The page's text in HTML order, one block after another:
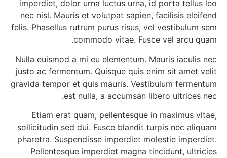
imperdiet, dolor urna luctus urna, id porta tellus leo
nec nisl. Mauris et volutpat sapien, facilisis eleifend
felis. Phasellus rutrum purus risus, vel vestibulum sem
commodo vitae. Fusce vel arcu quam.
Nulla euismod a mi eu elementum. Mauris iaculis nec
justo ac fermentum. Quisque quis enim sit amet velit
gravida tempor et quis mauris. Vestibulum fermentum
est nulla, a accumsan libero ultrices nec.
Etiam erat quam, pellentesque in maximus vitae,
sollicitudin sed dui. Fusce blandit turpis nec aliquam
pharetra. Suspendisse imperdiet molestie imperdiet.
Pellentesque imperdiet magna tincidunt, ultricies